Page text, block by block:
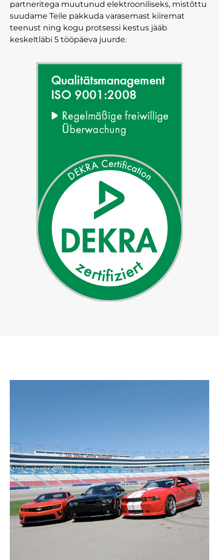
partneritega muutunud elektrooniliseks, mistõttu
suudame Teile pakkuda varasemast kiiremat
teenust ning kogu protsessi kestus jääb
keskeltläbi 5 tööpäeva juurde.